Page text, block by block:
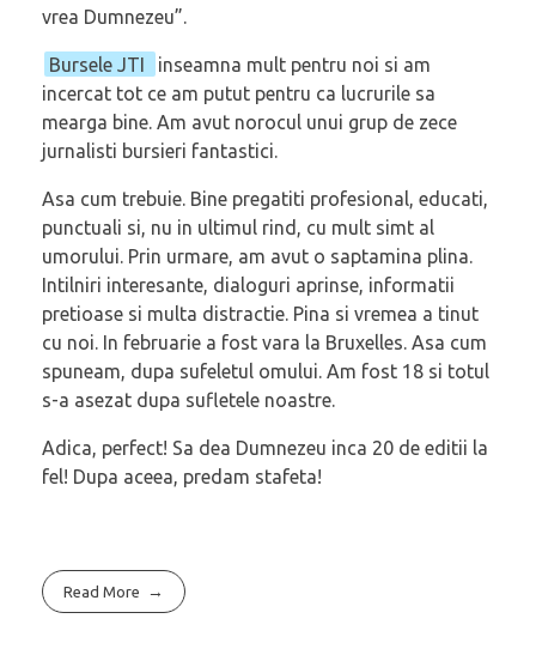
vrea Dumnezeu”.
Bursele JTI
inseamna mult pentru noi si am
incercat tot ce am putut pentru ca lucrurile sa
mearga bine. Am avut norocul unui grup de zece
jurnalisti bursieri fantastici.
Asa cum trebuie. Bine pregatiti profesional, educati,
punctuali si, nu in ultimul rind, cu mult simt al
umorului. Prin urmare, am avut o saptamina plina.
Intilniri interesante, dialoguri aprinse, informatii
pretioase si multa distractie. Pina si vremea a tinut
cu noi. In februarie a fost vara la Bruxelles. Asa cum
spuneam, dupa sufeletul omului. Am fost 18 si totul
s-a asezat dupa sufletele noastre.
Adica, perfect! Sa dea Dumnezeu inca 20 de editii la
fel! Dupa aceea, predam stafeta!
Read More